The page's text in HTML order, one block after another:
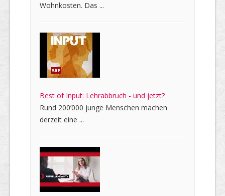
Wohnkosten. Das ...
Best of Input: Lehrabbruch - und jetzt?
Rund 200’000 junge Menschen machen
derzeit eine ...